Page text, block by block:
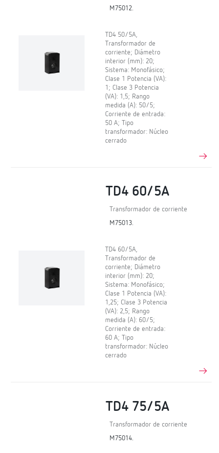
M75012.
TD4 50/5A,
Transformador de
corriente; Diámetro
interior (mm): 20;
Sistema: Monofásico;
Clase 1 Potencia (VA):
1; Clase 3 Potencia
(VA): 1,5; Rango
medida (A): 50/5;
Corriente de entrada:
50 A; Tipo
transformador: Núcleo
cerrado
TD4 60/5A
Transformador de corriente
M75013.
TD4 60/5A,
Transformador de
corriente; Diámetro
interior (mm): 20;
Sistema: Monofásico;
Clase 1 Potencia (VA):
1,25; Clase 3 Potencia
(VA): 2,5; Rango
medida (A): 60/5;
Corriente de entrada:
60 A; Tipo
transformador: Núcleo
cerrado
TD4 75/5A
Transformador de corriente
M75014.